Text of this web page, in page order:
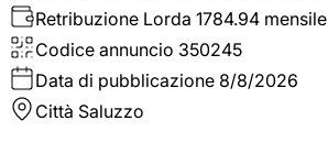
Retribuzione Lorda 1784.94 mensile
Codice annuncio 350245
Data di pubblicazione 8/8/2026
Città Saluzzo